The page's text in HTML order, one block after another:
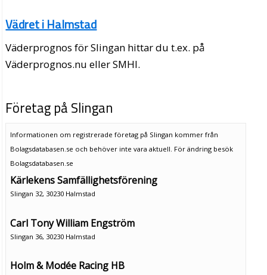
Vädret i Halmstad
Väderprognos för Slingan hittar du t.ex. på
Väderprognos.nu eller SMHI.
Företag på Slingan
Informationen om registrerade företag på Slingan kommer från
Bolagsdatabasen.se och behöver inte vara aktuell. För ändring besök
Bolagsdatabasen.se
Kärlekens Samfällighetsförening
Slingan 32, 30230 Halmstad
Carl Tony William Engström
Slingan 36, 30230 Halmstad
Holm & Modée Racing HB